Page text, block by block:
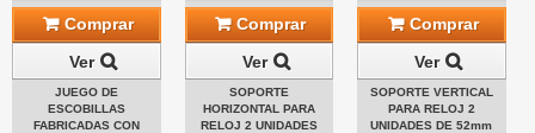
Comprar
Ver
JUEGO DE
ESCOBILLAS
FABRICADAS CON
Comprar
Ver
SOPORTE
HORIZONTAL PARA
RELOJ 2 UNIDADES
Comprar
Ver
SOPORTE VERTICAL
PARA RELOJ 2
UNIDADES DE 52mm